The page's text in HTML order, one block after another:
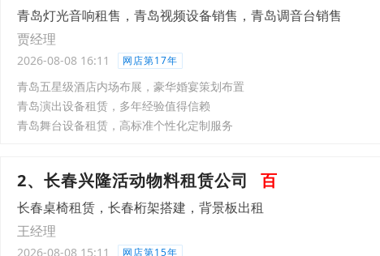
青岛灯光音响租售，青岛视频设备销售，青岛调音台销售
贾经理
2026-08-08 16:11 网店第17年
青岛五星级酒店内场布展，豪华婚宴策划布置
青岛演出设备租赁，多年经验值得信赖
青岛舞台设备租赁，高标准个性化定制服务
2、长春兴隆活动物料租赁公司 百
长春桌椅租赁，长春桁架搭建，背景板出租
王经理
2026-08-08 15:11 网店第15年